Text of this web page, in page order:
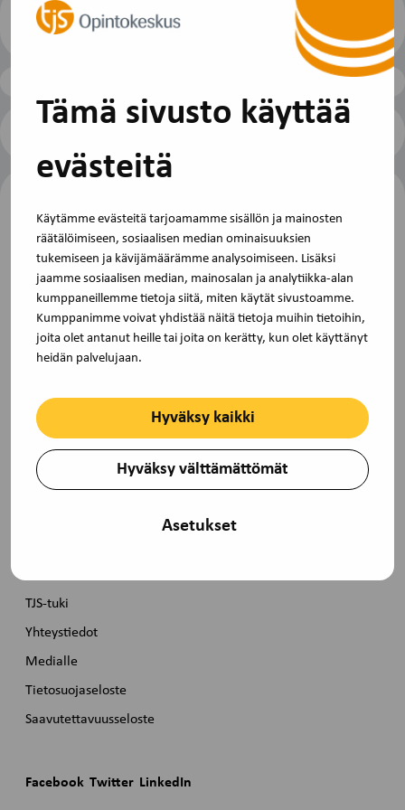
Tämä sivusto käyttää
evästeitä
Käytämme evästeitä tarjoamamme sisällön ja mainosten
räätälöimiseen, sosiaalisen median ominaisuuksien
tukemiseen ja kävijämäärämme analysoimiseen. Lisäksi
jaamme sosiaalisen median, mainosalan ja analytiikka-alan
kumppaneillemme tietoja siitä, miten käytät sivustoamme.
Kumppanimme voivat yhdistää näitä tietoja muihin tietoihin,
joita olet antanut heille tai joita on kerätty, kun olet käyttänyt
heidän palvelujaan.
Hyväksy kaikki
Hyväksy välttämättömät
Asetukset
Näytä
tulokset
TJS Opintokeskus on Akavan ja STTK:n
yhteinen koulutus- ja kehittämisorganisaatio.
Pasilanraitio 9B, 00240 Helsinki toimisto@tjs-
opintokeskus.fi, (09) 229 3030
TJS-tuki
Yhteystiedot
Medialle
Tietosuojaseloste
Saavutettavuusseloste
Facebook Twitter LinkedIn